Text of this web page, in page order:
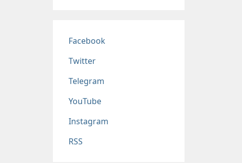
Соц сети
Facebook
Twitter
Telegram
YouTube
Instagram
RSS